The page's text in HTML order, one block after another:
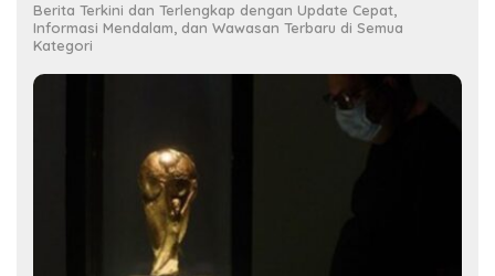
Berita Terkini dan Terlengkap dengan Update Cepat,
Informasi Mendalam, dan Wawasan Terbaru di Semua
Kategori